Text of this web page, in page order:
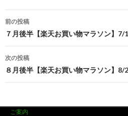
投
稿
ナ
ゲ
前の投稿
７月後半【楽天お買い物マラソン】7/
次の投稿
８月後半【楽天お買い物マラソン】8/
ご案内